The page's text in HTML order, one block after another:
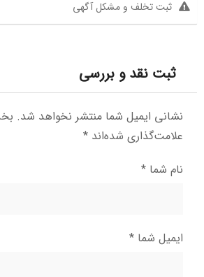
ثبت تخلف و مشکل آگهی
ثبت نقد و بررسی
نشانی ایمیل شما منتشر نخواهد شد.
علامت‌گذاری شده‌اند *
نام شما *
ایمیل شما *